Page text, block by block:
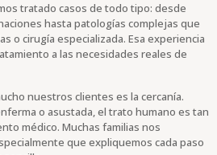
tratado casos de todo tipo: desde
hasta patologías complejas que
o cirugía especializada. Esa experiencia
a las necesidades reales de
nuestros clientes es la cercanía.
o asustada, el trato humano es tan
médico. Muchas familias nos
que expliquemos cada paso